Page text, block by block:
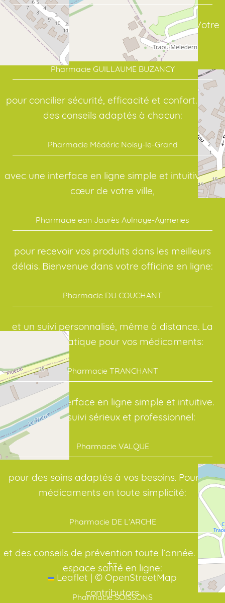
+−
Leaflet | © OpenStreetMap
contributors
assure un suivi sérieux de vos traitements. Votre
point de repère en santé:
Pharmacie GUILLAUME BUZANCY
pour concilier sécurité, efficacité et confort. Pour
des conseils adaptés à chacun:
Pharmacie Médéric Noisy-le-Grand
avec une interface en ligne simple et intuitive. Au
cœur de votre ville,
Pharmacie ean Jaurès Aulnoye-Aymeries
pour recevoir vos produits dans les meilleurs
délais. Bienvenue dans votre officine en ligne:
Pharmacie DU COUCHANT
et un suivi personnalisé, même à distance. La
solution pratique pour vos médicaments:
Pharmacie TRANCHANT
avec une interface en ligne simple et intuitive.
Avec un suivi sérieux et professionnel:
Pharmacie VALQUE
pour des soins adaptés à vos besoins. Pour vos
médicaments en toute simplicité:
Pharmacie DE L’ARCHE
et des conseils de prévention toute l’année. Votre
espace santé en ligne:
Pharmacie SOISSONS